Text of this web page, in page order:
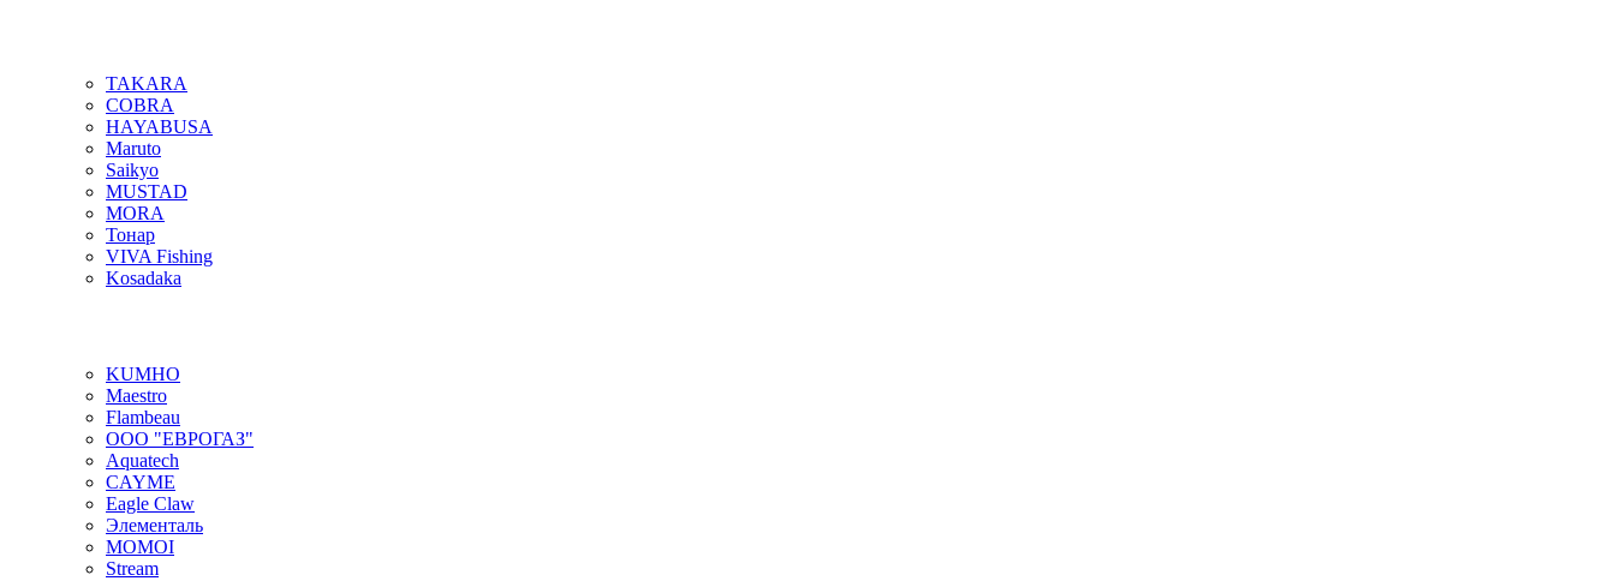
TAKARA
COBRA
HAYABUSA
Maruto
Saikyo
MUSTAD
MORA
Тонар
VIVA Fishing
Kosadaka
KUMHO
Maestro
Flambeau
ООО "ЕВРОГАЗ"
Aquatech
CAYME
Eagle Claw
Элементаль
MOMOI
Stream